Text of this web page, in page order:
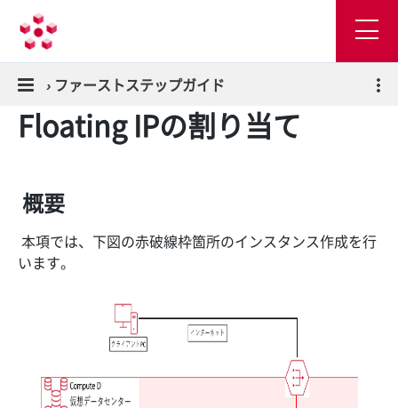
› ファーストステップガイド
Floating IPの割り当て​
概要
本項では、下図の赤破線枠箇所のインスタンス作成を行
います。